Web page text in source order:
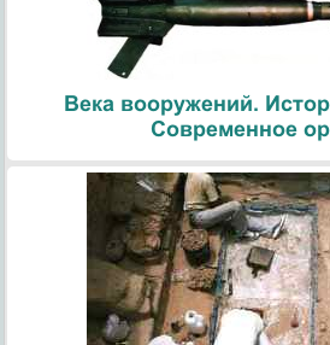
Века вооружений.
Современное